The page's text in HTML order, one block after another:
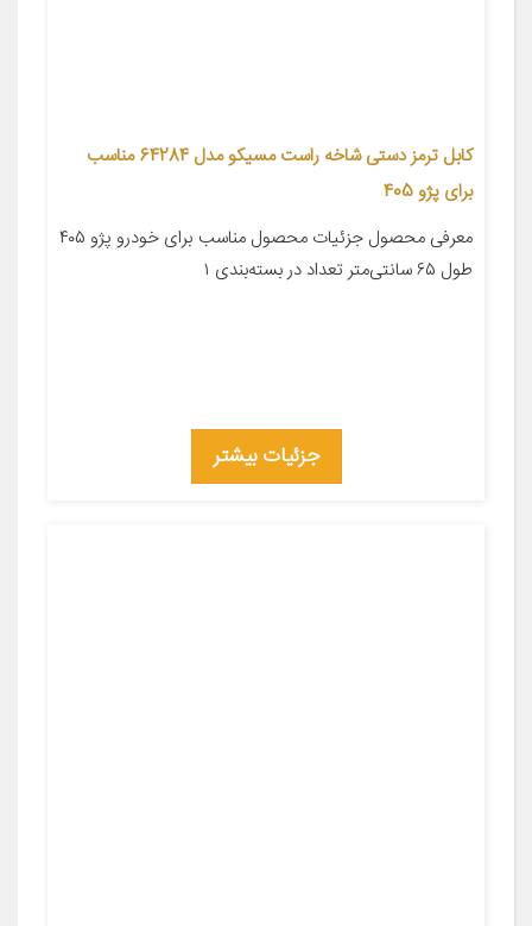
کابل ترمز دستی شاخه راست مسیکو مدل 64284 مناسب
برای پژو 405
معرفی محصول جزئیات محصول مناسب برای خودرو پژو ۴۰۵
طول ۶۵ سانتی‌متر تعداد در بسته‌بندی ۱
جزئیات بیشتر